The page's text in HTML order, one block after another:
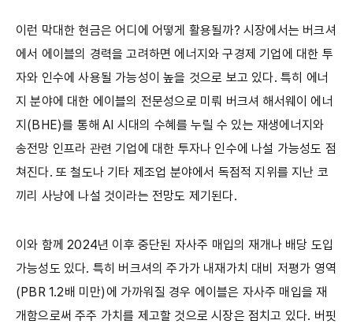
이런 막대한 현금은 어디에 어떻게 활용될까? 시장에서는 버크셔
에서 에이블의 경력을 고려하면 에너지와 구경제 기업에 대한 투
자와 인수에 사용될 가능성이 높을 것으로 보고 있다. 특히 에너
지 분야에 대한 에이블의 전문성으로 미뤄 버크셔 해서웨이 에너
지(BHE)를 통해 AI 시대의 수혜를 누릴 수 있는 재생에너지와
송전망 인프라 관련 기업에 대한 투자나 인수에 나설 가능성도 점
쳐진다. 또 철도나 기타 제조업 분야에서 독점적 지위를 지난 코
끼리 사냥에 나설 것이라는 전망도 제기된다.
이와 함께 2024년 이후 중단된 자사주 매입의 재개나 배당 도입
가능성도 있다. 특히 버크셔의 주가가 내재가치 대비 저평가 영역
(PBR 1.2배 미만)에 가까워질 경우 에이블은 자사주 매입을 재
개함으로써 주주 가치를 제고할 것으로 시장은 점치고 있다. 버핏